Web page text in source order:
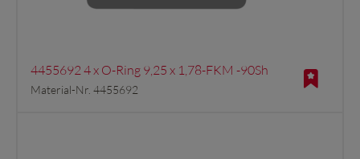
4455692 4 x O-Ring 9,25 x 1,78-FKM -90Sh
Material-Nr. 4455692